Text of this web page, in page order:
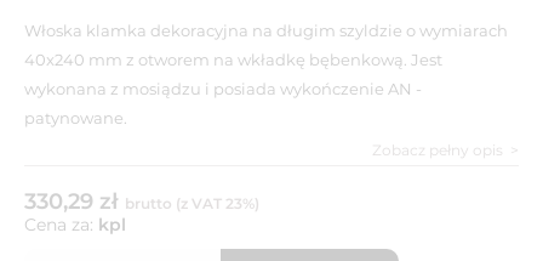
Włoska klamka dekoracyjna na długim szyldzie o wymiarach
40x240 mm z otworem na wkładkę bębenkową. Jest
wykonana z mosiądzu i posiada wykończenie AN -
patynowane.
Zobacz pełny opis
330,29 zł brutto (z VAT 23%)
Cena za: kpl